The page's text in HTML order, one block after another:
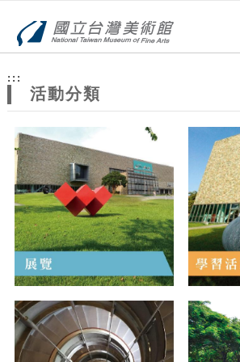
站
主
題
:::
活動分類